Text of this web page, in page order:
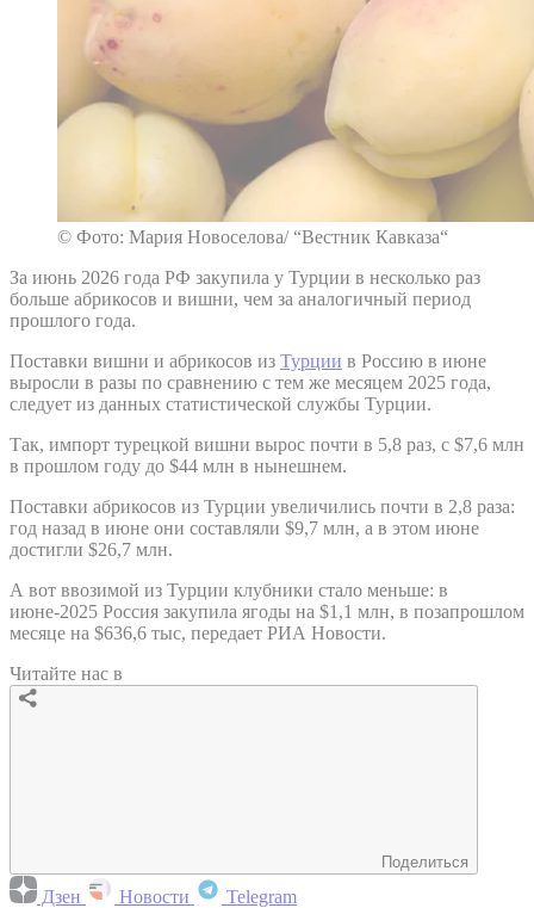
© Фото: Мария Новоселова/ “Вестник Кавказа“
За июнь 2026 года РФ закупила у Турции в несколько раз
больше абрикосов и вишни, чем за аналогичный период
прошлого года.
Поставки вишни и абрикосов из Турции в Россию в июне
выросли в разы по сравнению с тем же месяцем 2025 года,
следует из данных статистической службы Турции.
Так, импорт турецкой вишни вырос почти в 5,8 раз, с $7,6 млн
в прошлом году до $44 млн в нынешнем.
Поставки абрикосов из Турции увеличились почти в 2,8 раза:
год назад в июне они составляли $9,7 млн, а в этом июне
достигли $26,7 млн.
А вот ввозимой из Турции клубники стало меньше: в
июне-2025 Россия закупила ягоды на $1,1 млн, в позапрошлом
месяце на $636,6 тыс, передает РИА Новости.
Читайте нас в
Поделиться
Дзен Новости Telegram